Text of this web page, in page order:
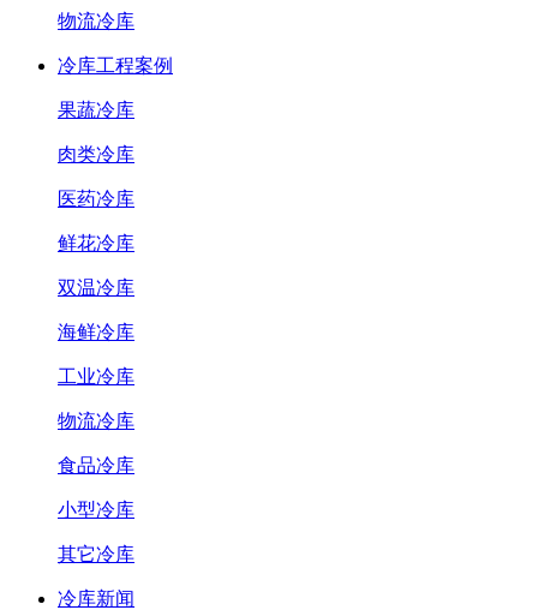
物流冷库
冷库工程案例
果蔬冷库
肉类冷库
医药冷库
鲜花冷库
双温冷库
海鲜冷库
工业冷库
物流冷库
食品冷库
小型冷库
其它冷库
冷库新闻